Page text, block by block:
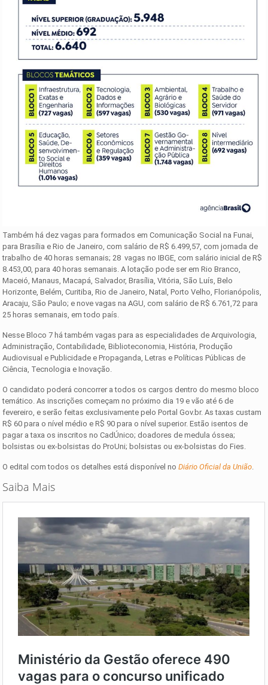
Também há dez vagas para formados em Comunicação Social na Funai,
para Brasília e Rio de Janeiro, com salário de R$ 6.499,57, com jornada de
trabalho de 40 horas semanais; 28 vagas no IBGE, com salário inicial de R$
8.453,00, para 40 horas semanais. A lotação pode ser em Rio Branco,
Maceió, Manaus, Macapá, Salvador, Brasília, Vitória, São Luís, Belo
Horizonte, Belém, Curitiba, Rio de Janeiro, Natal, Porto Velho, Florianópolis,
Aracaju, São Paulo; e nove vagas na AGU, com salário de R$ 6.761,72 para
25 horas semanais, em todo país.
Nesse Bloco 7 há também vagas para as especialidades de Arquivologia,
Administração, Contabilidade, Biblioteconomia, História, Produção
Audiovisual e Publicidade e Propaganda, Letras e Políticas Públicas de
Ciência, Tecnologia e Inovação.
O candidato poderá concorrer a todos os cargos dentro do mesmo bloco
temático. As inscrições começam no próximo dia 19 e vão até 6 de
fevereiro, e serão feitas exclusivamente pelo Portal Gov.br. As taxas custam
R$ 60 para o nível médio e R$ 90 para o nível superior. Estão isentos de
pagar a taxa os inscritos no CadÚnico; doadores de medula óssea;
bolsistas ou ex-bolsistas do ProUni; bolsistas ou ex-bolsistas do Fies.
O edital com todos os detalhes está disponível noDiário Oficial da União
Saiba Mais